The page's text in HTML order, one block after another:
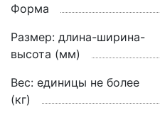
Форма
Размер: длина-ширина-
высота (мм)
Вес: единицы не более
(кг)